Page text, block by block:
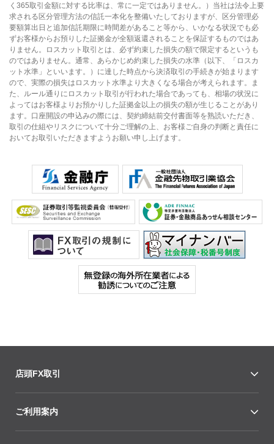
く365取引金額に対する比率は、常に一定ではありません。）当社は法令上要
求される区分管理方法の信託一本化を整備いたしておりますが、区分管理必
要額算出日と追加信託期限に時間差があること等から、いかなる状況でも必
ずお客様からお預りした証拠金が全額返還されることを保証するものではあ
りません。ロスカット取引とは、必ず約束した損失の額で限定するというも
のではありません。通常、あらかじめ約束した損失の水準（以下、「ロスカ
ット水準」といいます。）に達した時点から決済取引の手続きが始まります
ので、実際の損失はロスカット水準より大きくなる場合が考えられます。ま
た、ルール通りにロスカット取引が行われた場合であっても、相場の状況に
よってはお客様よりお預かりした証拠金以上の損失の額が生じることがあり
ます。口座開設の申込みの際には、契約締結前交付書面等を熟読いただき、
取引の仕組やリスクについて十分ご理解の上、お客様ご自身の判断と責任に
おいてお取引いただきますようお願い申し上げます。
店頭FX取引
ご利用案内